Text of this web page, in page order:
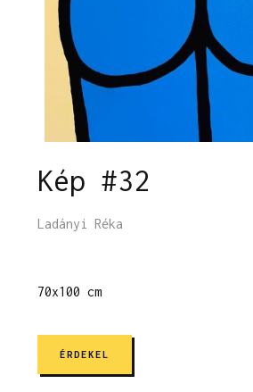
Kép #32
Ladányi Réka
70x100 cm
ÉRDEKEL